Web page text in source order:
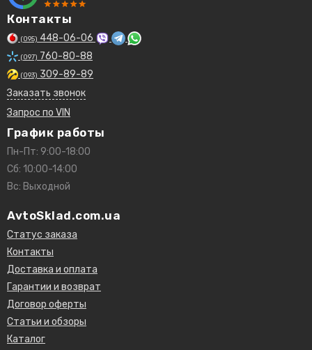
Контакты
(095) 448-06-06
(097) 760-80-88
(093) 309-89-89
Заказать звонок
Запрос по VIN
График работы
Пн-Пт: 9:00-18:00
Сб: 10:00-14:00
Вс: Выходной
AvtoSklad.com.ua
Статус заказа
Контакты
Доставка и оплата
Гарантии и возврат
Договор оферты
Статьи и обзоры
Каталог